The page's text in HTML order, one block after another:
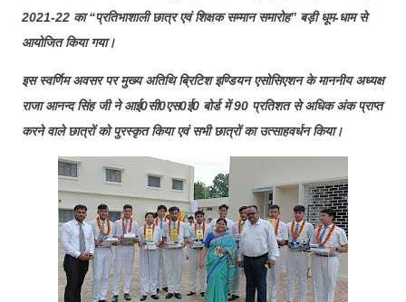
2021-22 का “प्रतिभाशाली छात्र एवं शिक्षक सम्मान समारोह” बड़ी धूम-धाम से
आयोजित किया गया।
इस स्वर्णिम अवसर पर मुख्य अतिथि ब्रिटिश इण्डियन एसोसिएशन के माननीय अध्यक्ष
राजा आनन्द सिंह जी ने आई0सी0एस0ई0 बोर्ड में 90 प्रतिशत से अधिक अंक प्राप्त
करने वाले छात्रों को पुरस्कृत किया एवं सभी छात्रों का उत्साहवर्धन किया।